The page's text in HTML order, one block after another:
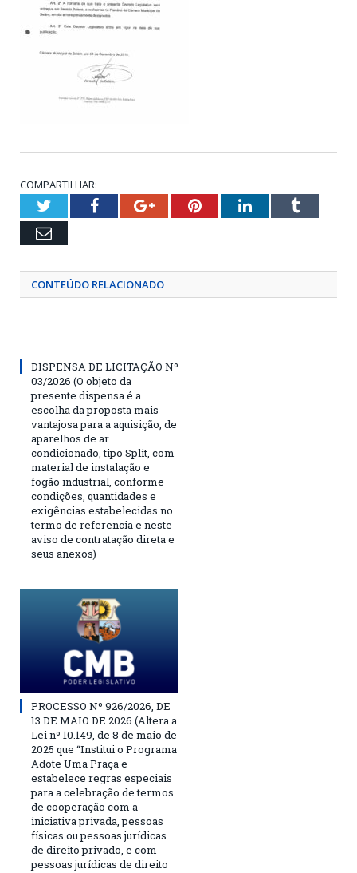
COMPARTILHAR:
TwitterFacebookGoogle+PinterestLinkedInTumblr
Email
CONTEÚDO RELACIONADO
DISPENSA DE LICITAÇÃO Nº
03/2026 (O objeto da
presente dispensa é a
escolha da proposta mais
vantajosa para a aquisição, de
aparelhos de ar
condicionado, tipo Split, com
material de instalação e
fogão industrial, conforme
condições, quantidades e
exigências estabelecidas no
termo de referencia e neste
aviso de contratação direta e
seus anexos)
PROCESSO Nº 926/2026, DE
13 DE MAIO DE 2026 (Altera a
Lei nº 10.149, de 8 de maio de
2025 que “Institui o Programa
Adote Uma Praça e
estabelece regras especiais
para a celebração de termos
de cooperação com a
iniciativa privada, pessoas
físicas ou pessoas jurídicas
de direito privado, e com
pessoas jurídicas de direito